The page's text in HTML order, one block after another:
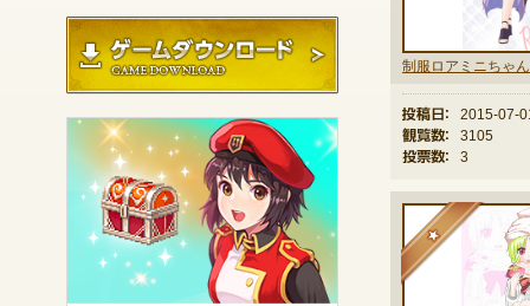
ゲームダウンロード
制服ロアミニちゃん
投稿日：
2015-07-
観覧数：
3105
投票数：
3